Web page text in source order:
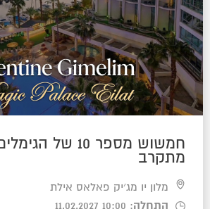
חמשוש מספר 10 של
מתקרב
מלון יו מג׳יק פאלאס אילת
התחלה: 10:00 11.02.2027